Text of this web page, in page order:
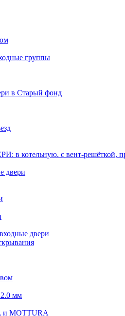
группы
в Старый фонд
котельную. с вент-решёткой,
двери
двери
2.0 мм
и MOTTURA